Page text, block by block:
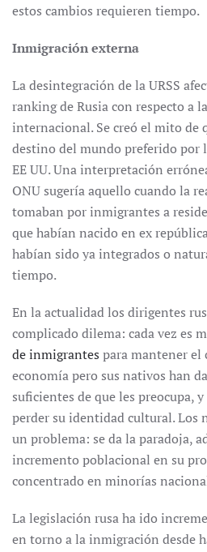
estos cambios requieren tiempo.
Inmigración externa
La desintegración de la URSS
ranking de Rusia con respecto a
internacional. Se creó el mito de
destino del mundo preferido por
EE UU. Una interpretación
ONU sugería aquello cuando la
tomaban por inmigrantes a
que habían nacido en ex
habían sido ya integrados o
tiempo.
En la actualidad los dirigentes
complicado dilema: cada vez es
de inmigrantes para mantener el
economía pero sus nativos han
suficientes de que les preocupa,
perder su identidad cultural. Los
un problema: se da la paradoja,
incremento poblacional en su
concentrado en minorías
La legislación rusa ha ido
en torno a la inmigración desde